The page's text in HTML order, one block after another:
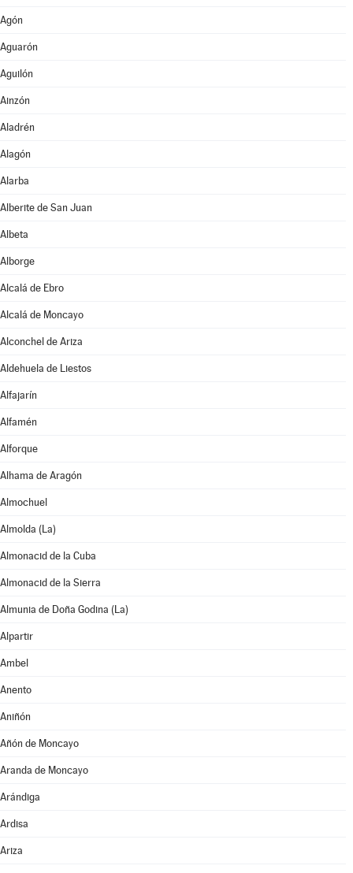
Agón
Aguarón
Aguilón
Ainzón
Aladrén
Alagón
Alarba
Alberite de San Juan
Albeta
Alborge
Alcalá de Ebro
Alcalá de Moncayo
Alconchel de Ariza
Aldehuela de Liestos
Alfajarín
Alfamén
Alforque
Alhama de Aragón
Almochuel
Almolda (La)
Almonacid de la Cuba
Almonacid de la Sierra
Almunia de Doña Godina (La)
Alpartir
Ambel
Anento
Aniñón
Añón de Moncayo
Aranda de Moncayo
Arándiga
Ardisa
Ariza